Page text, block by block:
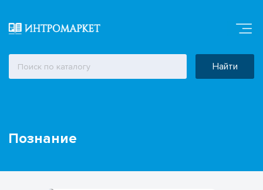
Найти
Познание